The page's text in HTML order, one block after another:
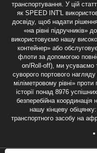
транспортування. У цій
як SPEED INT'L
досвіду, щоб надати
«на рівні підручників»
використовуємо нашу
контейнер» або
флоти за допомогою
on/Roll-off), ми усуваємо
суворого портового
міліметровому рівні»
історії понад 8976
безперебійна координація
нашу кінцеву
транспортного засобу на